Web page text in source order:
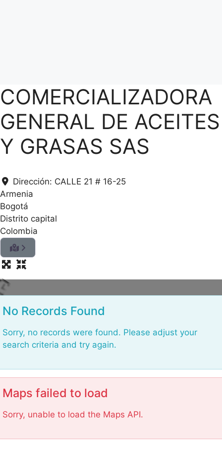
COMERCIALIZADORA
GENERAL DE ACEITES
Y GRASAS SAS
Dirección: CALLE 21 # 16-25
Armenia
Bogotá
Distrito capital
Colombia
i
n
g
.
No Records Found
Sorry, no records were found. Please adjust your
search criteria and try again.
Maps failed to load
Sorry, unable to load the Maps API.